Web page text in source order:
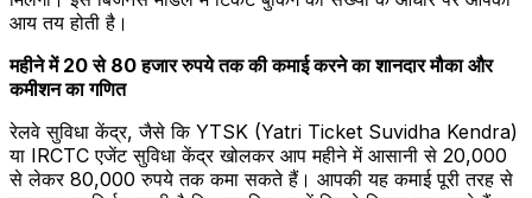
आय तय होती है।
महीने में 20 से 80 हजार रुपये तक की कमाई करने का शानदार मौका और
कमीशन का गणित
रेलवे सुविधा केंद्र, जैसे कि YTSK (Yatri Ticket Suvidha Kendra)
या IRCTC एजेंट सुविधा केंद्र खोलकर आप महीने में आसानी से 20,000
से लेकर 80,000 रुपये तक कमा सकते हैं। आपकी यह कमाई पूरी तरह से